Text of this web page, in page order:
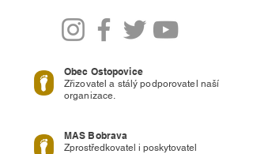
Obec Ostopovice
Zřizovatel a stálý podporovatel naší
organizace.
MAS Bobrava
Zprostředkovatel i poskytovatel